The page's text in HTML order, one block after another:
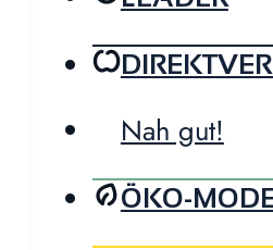
Nah gut!
ÖKO-